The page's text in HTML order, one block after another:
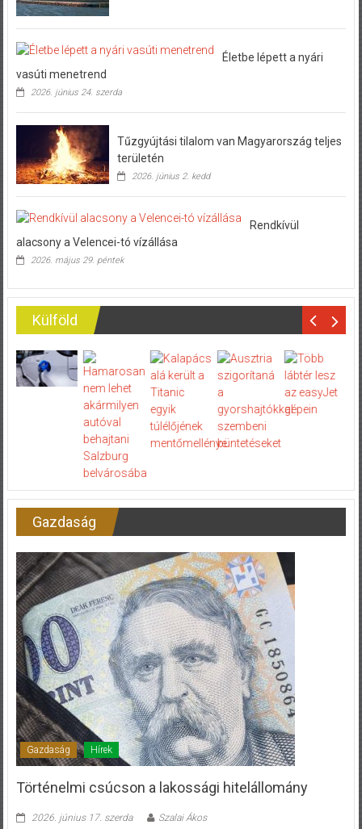
Életbe lépett a nyári
vasúti menetrend
2026. június 24. szerda
Tűzgyújtási tilalom van Magyarország teljes
területén
2026. június 2. kedd
Rendkívül
alacsony a Velencei-tó vízállása
2026. május 29. péntek
Külföld
Gazdaság
Gazdaság Hírek
Történelmi csúcson a lakossági hitelállomány
2026. június 17. szerda Szalai Ákos